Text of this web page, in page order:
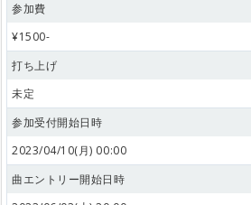
参加費
¥1500-
打ち上げ
未定
参加受付開始日時
2023/04/10(月) 00:00
曲エントリー開始日時